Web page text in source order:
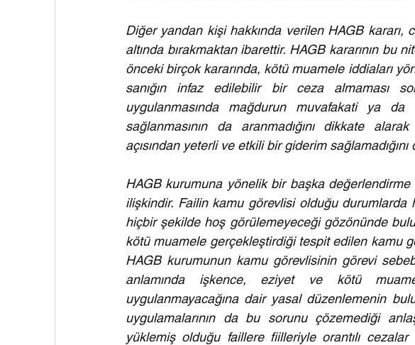
Diğer yandan kişi hakkında verilen HAGB kararı,
altında bırakmaktan ibarettir. HAGB kararının bu
önceki birçok kararında, kötü muamele iddiaları
sanığın infaz edilebilir bir ceza almaması
uygulanmasında mağdurun muvafakati ya
sağlanmasının da aranmadığını dikkate
açısından yeterli ve etkili bir giderim
HAGB kurumuna yönelik bir başka
ilişkindir. Failin kamu görevlisi olduğu durumlarda
hiçbir şekilde hoş görülemeyeceği gözönünde
kötü muamele gerçekleştirdiği tespit edilen kamu
HAGB kurumunun kamu görevlisinin görevi
anlamında işkence, eziyet ve kötü
uygulanmayacağına dair yasal düzenlemenin
uygulamalarının da bu sorunu çözemediği
yüklemiş olduğu faillere fiilleriyle orantılı